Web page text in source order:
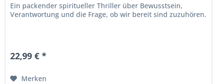
Ein packender spiritueller Thriller über Bewusstsein,
Verantwortung und die Frage, ob wir bereit sind zuzuhören.
22,99 € *
Merken